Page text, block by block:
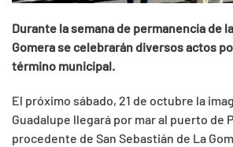
Durante la semana de permanencia de
Gomera se celebrarán diversos actos
término municipal.
El próximo sábado, 21 de octubre la
Guadalupe llegará por mar al puerto de
procedente de San Sebastián de La